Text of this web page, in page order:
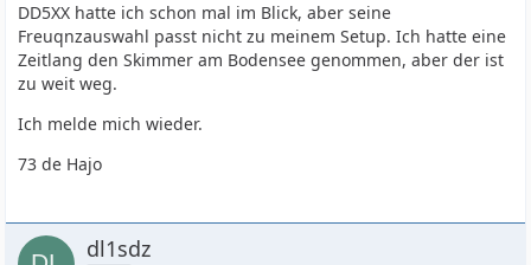
DD5XX hatte ich schon mal im Blick, aber seine
Freuqnzauswahl passt nicht zu meinem Setup. Ich hatte eine
Zeitlang den Skimmer am Bodensee genommen, aber der ist
zu weit weg.
Ich melde mich wieder.
73 de Hajo
dl1sdz